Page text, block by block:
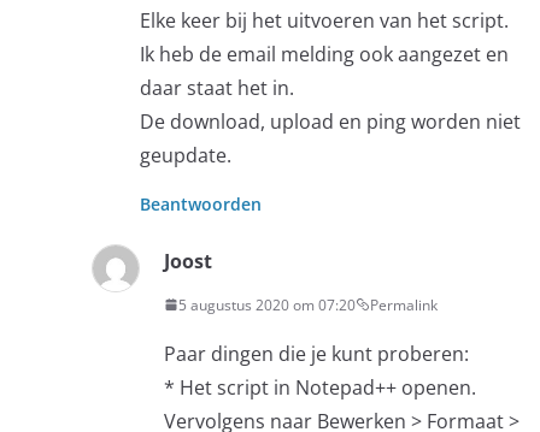
Elke keer bij het uitvoeren van het script.
Ik heb de email melding ook aangezet en
daar staat het in.
De download, upload en ping worden niet
geupdate.
Beantwoorden
Joost
5 augustus 2020 om 07:20 Permalink
Paar dingen die je kunt proberen:
* Het script in Notepad++ openen.
Vervolgens naar Bewerken > Formaat >